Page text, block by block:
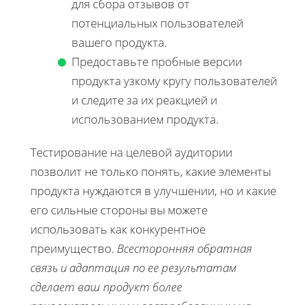
для сбора отзывов от
потенциальных пользователей
вашего продукта.
Предоставьте пробные версии
продукта узкому кругу пользователей
и следите за их реакцией и
использованием продукта.
Тестирование на целевой аудитории
позволит не только понять, какие элементы
продукта нуждаются в улучшении, но и какие
его сильные стороны вы можете
использовать как конкурентное
преимущество. Всесторонняя обратная
связь и адаптация по ее результатам
сделает ваш продукт более